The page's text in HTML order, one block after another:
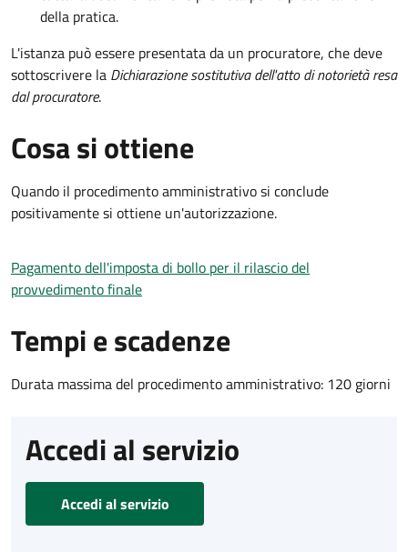
della pratica.
L'istanza può essere presentata da un procuratore, che deve
sottoscrivere la Dichiarazione sostitutiva dell'atto di notorietà resa
dal procuratore.
Cosa si ottiene
Quando il procedimento amministrativo si conclude
positivamente si ottiene un'autorizzazione.
Pagamento dell'imposta di bollo per il rilascio del
provvedimento finale
Tempi e scadenze
Durata massima del procedimento amministrativo: 120 giorni
Accedi al servizio
Accedi al servizio